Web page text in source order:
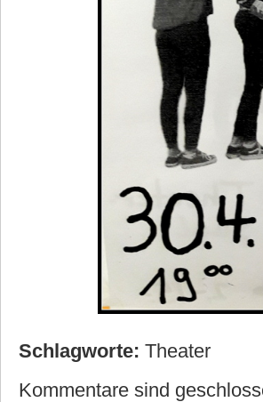
Schlagworte: Theater
Kommentare sind